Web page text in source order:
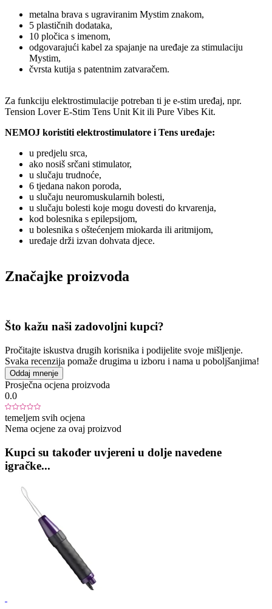
metalna brava s ugraviranim Mystim znakom,
5 plastičnih dodataka,
10 pločica s imenom,
odgovarajući kabel za spajanje na uređaje za stimulaciju
Mystim,
čvrsta kutija s patentnim zatvaračem.
Za funkciju elektrostimulacije potreban ti je e-stim uređaj, npr.
Tension Lover E-Stim Tens Unit Kit ili Pure Vibes Kit.
NEMOJ koristiti elektrostimulatore i Tens uređaje:
u predjelu srca,
ako nosiš srčani stimulator,
u slučaju trudnoće,
6 tjedana nakon poroda,
u slučaju neuromuskularnih bolesti,
u slučaju bolesti koje mogu dovesti do krvarenja,
kod bolesnika s epilepsijom,
u bolesnika s oštećenjem miokarda ili aritmijom,
uređaje drži izvan dohvata djece.
Značajke proizvoda
Što kažu naši zadovoljni kupci?
Pročitajte iskustva drugih korisnika i podijelite svoje mišljenje.
Svaka recenzija pomaže drugima u izboru i nama u poboljšanjima!
Oddaj mnenje
Prosječna ocjena proizvoda
0.0
temeljem svih ocjena
Nema ocjene za ovaj proizvod
Kupci su također uvjereni u dolje navedene
igračke...